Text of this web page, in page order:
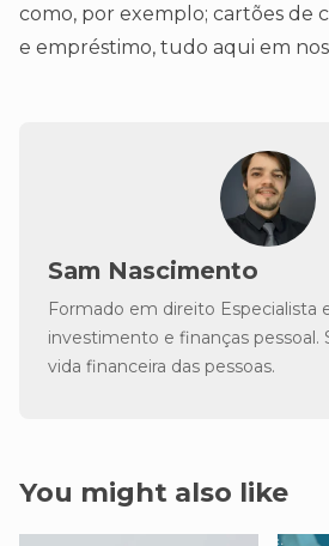
como, por exemplo; cartões de
e empréstimo, tudo aqui em
Sam Nascimento
Formado em direito Especialista
investimento e finanças pessoal.
vida financeira das pessoas.
You might also like